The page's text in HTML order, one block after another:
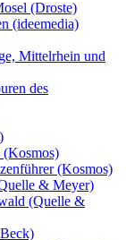
(Droste)
(ideemedia)
Mittelrhein und
des
(Kosmos)
(Kosmos)
& Meyer)
(Quelle &